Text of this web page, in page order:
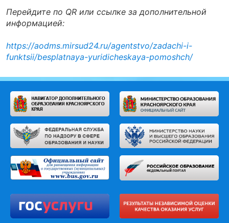
Перейдите по QR или ссылке за дополнительной
информацией:
https://aodms.mirsud24.ru/agentstvo/zadachi-i-
funktsii/besplatnaya-yuridicheskaya-pomoshch/